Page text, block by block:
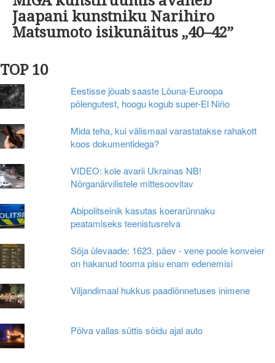
Jaapani kunstniku Narihiro
Matsumoto isikunäitus „40–42”
TOP 10
Eestisse jõuab saaste Lõuna-Euroopa
põlengutest, hoogu kogub super-El Niño
Mida teha, kui välismaal varastatakse rahakott
koos dokumentidega?
VIDEO: kole avarii Ukrainas NB!
Nõrganärvilistele mittesoovitav
Abipolitseinik kasutas koerarünnaku
peatamiseks teenistusrelva
Sõja ülevaade: 1623. päev - vene poole konveier
on hakanud tooma pisu enam edenemisi
Viljandimaal hukkus paadiõnnetuses inimene
Põlva vallas süttis sõidu ajal auto